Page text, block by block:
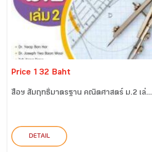
Price 132 Baht
สื่อฯ สัมฤทธิ์มาตรฐาน คณิตศาสตร์ ม.2 เล่...
DETAIL